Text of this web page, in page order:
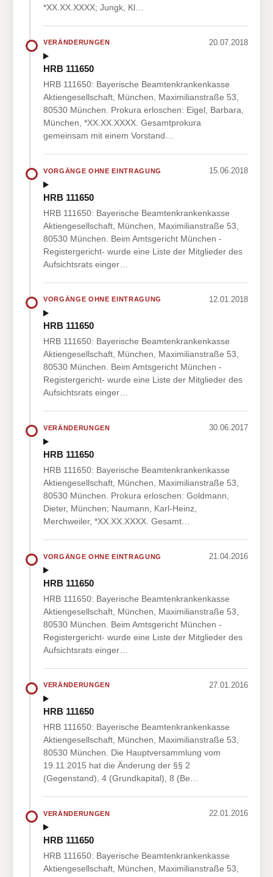
*XX.XX.XXXX; Jungk, Kl…
VERÄNDERUNGEN 20.07.2018
HRB 111650
HRB 111650: Bayerische Beamtenkrankenkasse
Aktiengesellschaft, München, Maximilianstraße 53,
80530 München. Prokura erloschen: Eigel, Barbara,
München, *XX.XX.XXXX. Gesamtprokura
gemeinsam mit einem Vorstand…
VORGÄNGE OHNE EINTRAGUNG 15.06.2018
HRB 111650
HRB 111650: Bayerische Beamtenkrankenkasse
Aktiengesellschaft, München, Maximilianstraße 53,
80530 München. Beim Amtsgericht München -
Registergericht- wurde eine Liste der Mitglieder des
Aufsichtsrats einger…
VORGÄNGE OHNE EINTRAGUNG 12.01.2018
HRB 111650
HRB 111650: Bayerische Beamtenkrankenkasse
Aktiengesellschaft, München, Maximilianstraße 53,
80530 München. Beim Amtsgericht München -
Registergericht- wurde eine Liste der Mitglieder des
Aufsichtsrats einger…
VERÄNDERUNGEN 30.06.2017
HRB 111650
HRB 111650: Bayerische Beamtenkrankenkasse
Aktiengesellschaft, München, Maximilianstraße 53,
80530 München. Prokura erloschen: Goldmann,
Dieter, München; Naumann, Karl-Heinz,
Merchweiler, *XX.XX.XXXX. Gesamt…
VORGÄNGE OHNE EINTRAGUNG 21.04.2016
HRB 111650
HRB 111650: Bayerische Beamtenkrankenkasse
Aktiengesellschaft, München, Maximilianstraße 53,
80530 München. Beim Amtsgericht München -
Registergericht- wurde eine Liste der Mitglieder des
Aufsichtsrats einger…
VERÄNDERUNGEN 27.01.2016
HRB 111650
HRB 111650: Bayerische Beamtenkrankenkasse
Aktiengesellschaft, München, Maximilianstraße 53,
80530 München. Die Hauptversammlung vom
19.11.2015 hat die Änderung der §§ 2
(Gegenstand), 4 (Grundkapital), 8 (Be…
VERÄNDERUNGEN 22.01.2016
HRB 111650
HRB 111650: Bayerische Beamtenkrankenkasse
Aktiengesellschaft, München, Maximilianstraße 53,